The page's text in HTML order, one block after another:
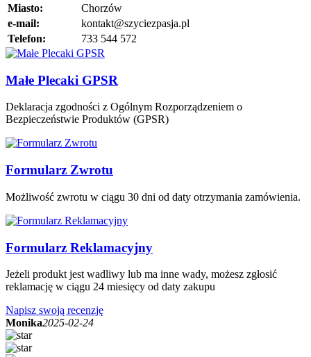
Miasto:
Chorzów
e-mail:
kontakt@szyciezpasja.pl
Telefon:
733 544 572
Małe Plecaki GPSR
Deklaracja zgodności z Ogólnym Rozporządzeniem o
Bezpieczeństwie Produktów (GPSR)
Formularz Zwrotu
Możliwość zwrotu w ciągu 30 dni od daty otrzymania zamówienia.
Formularz Reklamacyjny
Jeżeli produkt jest wadliwy lub ma inne wady, możesz zgłosić
reklamację w ciągu 24 miesięcy od daty zakupu
Napisz swoją recenzję
Monika2025-02-24